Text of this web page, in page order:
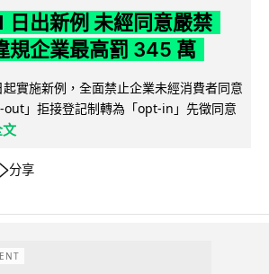
日出新例 未經同意嚴禁
規企業最高罰 345 萬
實施新例，全面禁止企業未經消費者同意
」拒接登記制轉為「opt-in」先徵同意
分享